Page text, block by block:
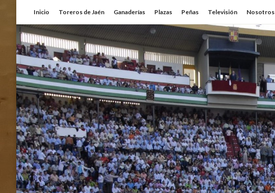
contenido
Inicio Toreros de Jaén Ganaderías Plazas Peñas Televisión Nosotros